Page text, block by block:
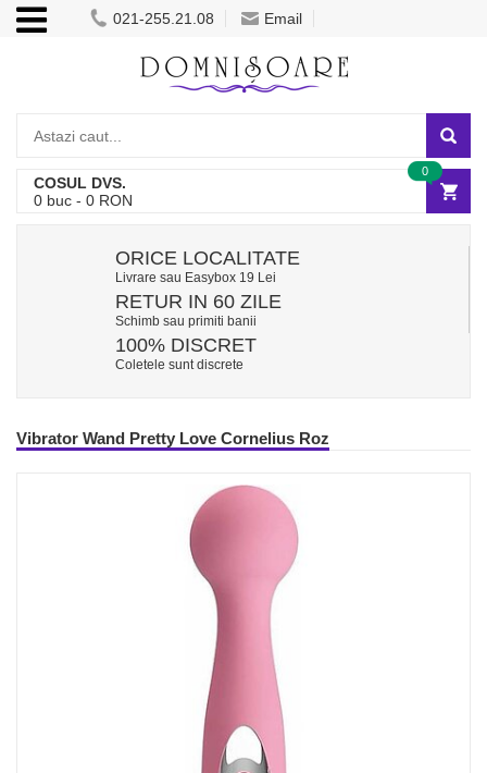
021-255.21.08 Email
COSUL DVS.
0 buc - 0 RON
0
ORICE LOCALITATE
Livrare sau Easybox 19 Lei
RETUR IN 60 ZILE
Schimb sau primiti banii
100% DISCRET
Coletele sunt discrete
Vibrator Wand Pretty Love Cornelius Roz